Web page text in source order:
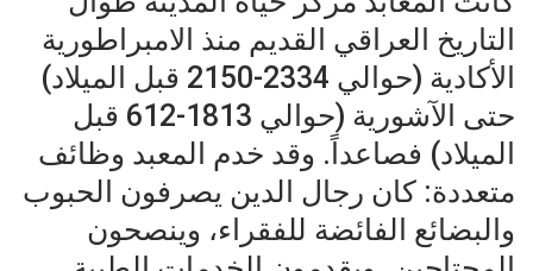
التاريخ العراقي القديم منذ الامبراطورية
الأكادية (حوالي 2334-2150 قبل الميلاد)
حتى الآشورية (حوالي 1813-612 قبل
الميلاد) فصاعداً. وقد خدم المعبد وظائف
متعددة: كان رجال الدين يصرفون الحبوب
والبضائع الفائضة للفقراء، وينصحون